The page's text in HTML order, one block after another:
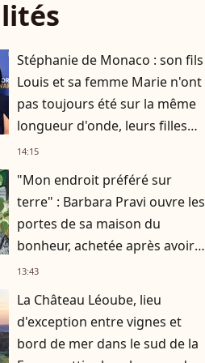
Stéphanie de Monaco : son fils
Louis et sa femme Marie n'ont
pas toujours été sur la même
longueur d'onde, leurs filles
concernées
14:15
"Mon endroit préféré sur
terre" : Barbara Pravi ouvre les
portes de sa maison du
bonheur, achetée après avoir
été au RSA
13:43
La Château Léoube, lieu
d'exception entre vignes et
bord de mer dans le sud de la